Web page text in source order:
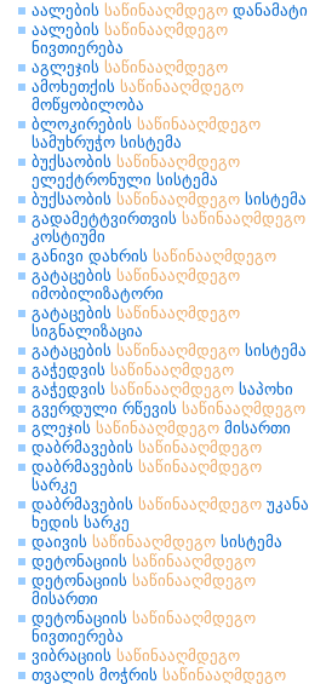
აალების საწინააღმდეგო დანამატი
აალების საწინააღმდეგო
ნივთიერება
აგლეჯის საწინააღმდეგო
ამოხეთქის საწინააღმდეგო
მოწყობილობა
ბლოკირების საწინააღმდეგო
სამუხრუჭო სისტემა
ბუქსაობის საწინააღმდეგო
ელექტრონული სისტემა
ბუქსაობის საწინააღმდეგო სისტემა
გადამეტტვირთვის საწინააღმდეგო
კოსტიუმი
განივი დახრის საწინააღმდეგო
გატაცების საწინააღმდეგო
იმობილიზატორი
გატაცების საწინააღმდეგო
სიგნალიზაცია
გატაცების საწინააღმდეგო სისტემა
გაჭედვის საწინააღმდეგო
გაჭედვის საწინააღმდეგო საპოხი
გვერდული რწევის საწინააღმდეგო
გლეჯის საწინააღმდეგო მისართი
დაბრმავების საწინააღმდეგო
დაბრმავების საწინააღმდეგო
სარკე
დაბრმავების საწინააღმდეგო უკანა
ხედის სარკე
დაივის საწინააღმდეგო სისტემა
დეტონაციის საწინააღმდეგო
დეტონაციის საწინააღმდეგო
მისართი
დეტონაციის საწინააღმდეგო
ნივთიერება
ვიბრაციის საწინააღმდეგო
თვალის მოჭრის საწინააღმდეგო